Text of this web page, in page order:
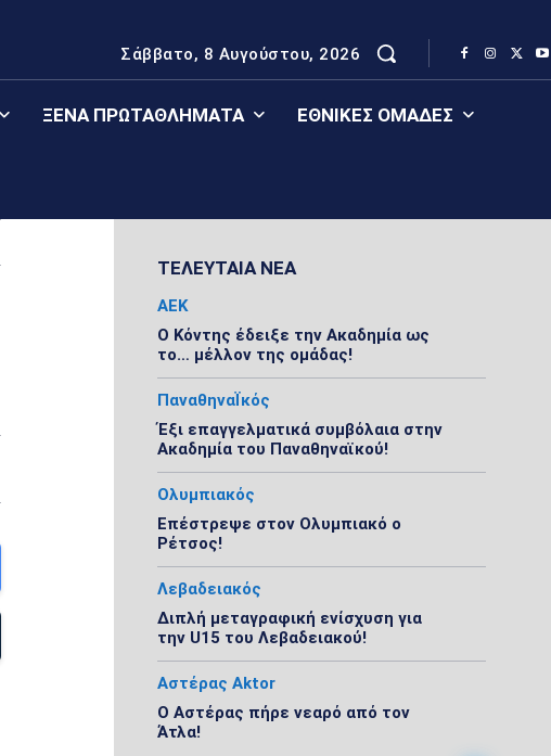
Σάββατο, 8 Αυγούστου, 2026
ΞΈΝΑ ΠΡΩΤΑΘΛΉΜΑΤΑ ΕΘΝΙΚΈΣ ΟΜΆΔΕΣ
ΤΕΛΕΥΤΑΙΑ ΝΕΑ
ΑΕΚ
Ο Κόντης έδειξε την Ακαδημία ως
το… μέλλον της ομάδας!
ΠαναθηναΪκός
Έξι επαγγελματικά συμβόλαια στην
Ακαδημία του Παναθηναϊκού!
Ολυμπιακός
Επέστρεψε στον Ολυμπιακό ο
Ρέτσος!
Λεβαδειακός
Διπλή μεταγραφική ενίσχυση για
την U15 του Λεβαδειακού!
Αστέρας Aktor
Ο Αστέρας πήρε νεαρό από τον
Άτλα!